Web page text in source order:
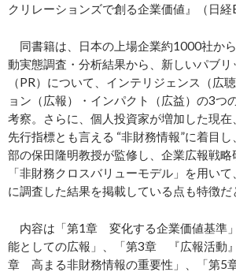
クリレーションズで創る企業価値』（日経
同書籍は、日本の上場企業約1000社か
動実態調査・分析結果から、新しいパブ
（PR）について、インテリジェンス（広
ョン（広報）・インパクト（広益）の3つ
考察。さらに、個人投資家が増加した現
先行指標とも言える “非財務情報”に着目
部の保田隆明教授が監修し、企業広報戦略
「非財務クロスバリューモデル」を用い
に調査した結果を掲載している点も特徴だ
内容は「第1章 変化する企業価値基準
能としての広報」、「第3章 『広報活動
章 高まる非財務情報の重要性」、「第5